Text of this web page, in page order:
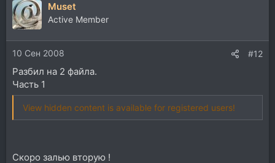
Muset
Active Member
10 Сен 2008 #12
Разбил на 2 файла.
Часть 1
View hidden content is available for registered users!
Скоро залью вторую !